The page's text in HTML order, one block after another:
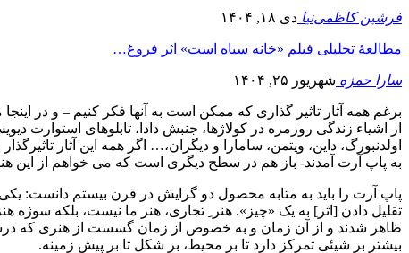
فرشین کاظمی‌نیا دی ۱۸, ۱۴۰۴
مطالعۀ تحلیلی فیلم «خانه سیاه است» اثر فروغ…
سارا حمزه شهریور ۲۵, ۱۴۰۴
برغم همه آثار تاثیر گذاری که ممکن است به آنها فکر کنیم – و در
از اشیاء زندگی روزمره در کولاژها، جنبش دادا، تابلوهای استوارت
اولدنبورگ، داین، ویتمن، سامارا و دیگران،… اگر همه این آثار
به پاپ آرت آمدند- باز هم در سطح دیگری است که می خواهم از این
پاپ آرت را باید به مثابه محصول دو گرایش در قرن بیستم دانست: یکی
تقلیل دادن [اثر] به یک «چیز». هنر ِ تجاری، هنر ما نیست، بلکه
ظاهر شدند و از آن زمان و به خصوص از زمان گسست از هنری که
بیشتر بر شیئی تمرکز دارد تا بر محیط، بر شکل تا بر پیش زمینه.